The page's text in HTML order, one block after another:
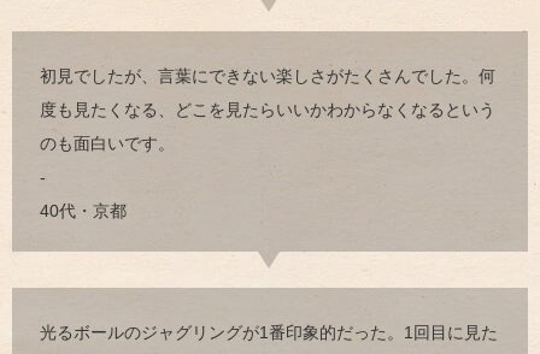
初見でしたが、言葉にできない楽しさがたくさんでした。何
度も見たくなる、どこを見たらいいかわからなくなるという
のも面白いです。
-
40代・京都
光るボールのジャグリングが1番印象的だった。1回目に見た